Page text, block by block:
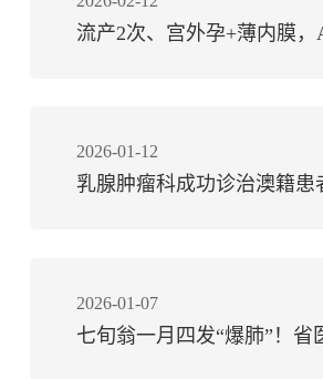
流产2次、宫外孕+薄内膜，
2026-01-12
乳腺肿瘤科成功诊治澳籍
2026-01-07
七旬翁一月四发“爆肺”！省